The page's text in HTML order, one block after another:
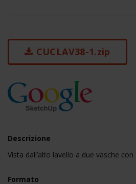
CUCLAV38-1.zip
Descrizione
Vista dall’alto lavello a due vasche
Formato